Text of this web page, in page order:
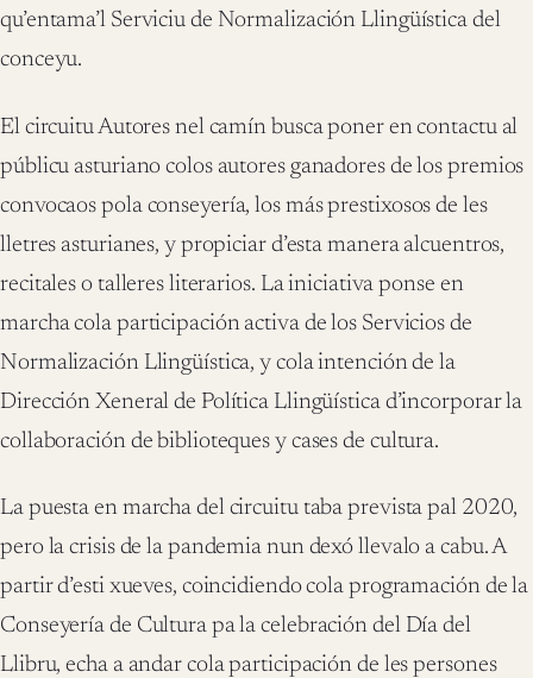
qu’entama’l Serviciu de Normalización Llingüística del
conceyu.
El circuitu Autores nel camín busca poner en contactu al
públicu asturiano colos autores ganadores de los premios
convocaos pola conseyería, los más prestixosos de les
lletres asturianes, y propiciar d’esta manera alcuentros,
recitales o talleres literarios. La iniciativa ponse en
marcha cola participación activa de los Servicios de
Normalización Llingüística, y cola intención de la
Dirección Xeneral de Política Llingüística d’incorporar la
collaboración de biblioteques y cases de cultura.
La puesta en marcha del circuitu taba prevista pal 2020,
pero la crisis de la pandemia nun dexó llevalo a cabu. A
partir d’esti xueves, coincidiendo cola programación de la
Conseyería de Cultura pa la celebración del Día del
Llibru, echa a andar cola participación de les persones